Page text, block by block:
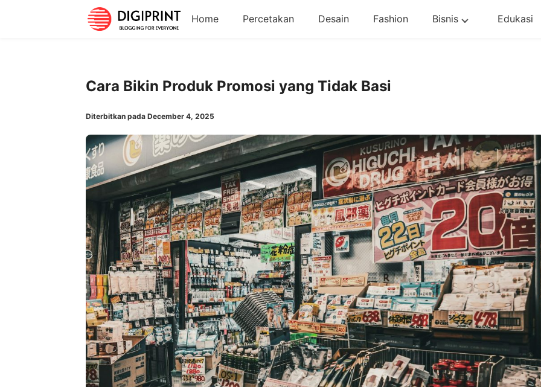
Home Percetakan Desain Fashion Bisnis Edukasi
Cara Bikin Produk Promosi yang Tidak Basi
Diterbitkan pada December 4, 2025